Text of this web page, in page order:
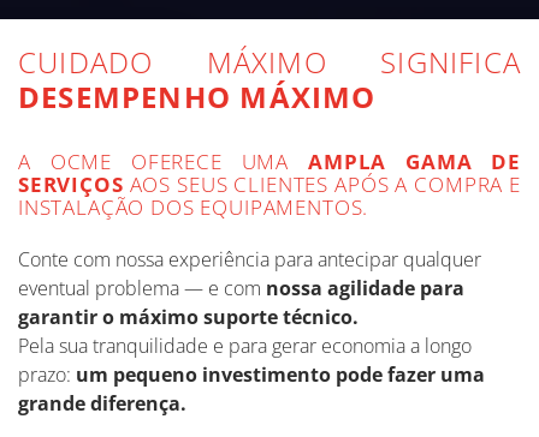
CUIDADO MÁXIMO SIGNIFICA
DESEMPENHO MÁXIMO
A OCME OFERECE UMAAMPLA GAMA DE
SERVIÇOS AOS SEUS CLIENTES APÓS A COMPRA E
INSTALAÇÃO DOS EQUIPAMENTOS.
Conte com nossa experiência para antecipar qualquer
eventual problema — e com nossa agilidade para
garantir o máximo suporte técnico.
Pela sua tranquilidade e para gerar economia a longo
prazo: um pequeno investimento pode fazer uma
grande diferença.